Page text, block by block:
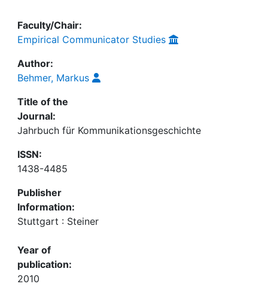
Faculty/Chair:
Empirical Communicator Studies
Author:
Behmer, Markus
Title of the
Journal:
Jahrbuch für Kommunikationsgeschichte
ISSN:
1438-4485
Publisher
Information:
Stuttgart : Steiner
Year of
publication:
2010